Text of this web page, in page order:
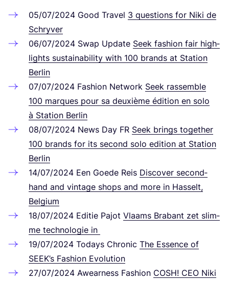
05/07/2024 Good Tra­vel 3 ques­ti­ons for Niki de
Schry­ver
06/07/2024 Swap Update Seek fashion fair high­
lights sus­taina­bi­li­ty with 100 brands at Sta­ti­on
Berlin
07/07/2024 Fashion Net­work Seek ras­sem­ble
100 mar­ques pour sa deu­xiè­me édi­ti­on en solo
à Sta­ti­on Berlin
08/07/2024 News Day FR Seek brings tog­e­ther
100 brands for its second solo edi­ti­on at Sta­ti­on
Berlin
14/07/2024 Een Goe­de Reis Dis­co­ver second­
hand and vin­ta­ge shops and more in Has­selt,
Belgium
18/07/2024 Edi­tie Pajot Vlaams Bra­bant zet slim­
me tech­no­lo­gie in
19/07/2024 Todays Chro­nic The Essence of
SEEK’s Fashion Evolution
27/07/2024 Awear­ness Fashion COSH! CEO Niki